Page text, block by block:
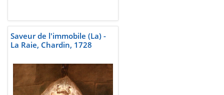
Saveur de l'immobile (La) -
La Raie, Chardin, 1728